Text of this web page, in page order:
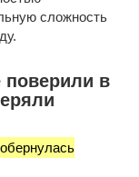
сложность
в